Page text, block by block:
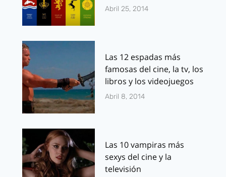
Abril 25, 2014
Las 12 espadas más
famosas del cine, la tv, los
libros y los videojuegos
Abril 8, 2014
Las 10 vampiras más
sexys del cine y la
televisión